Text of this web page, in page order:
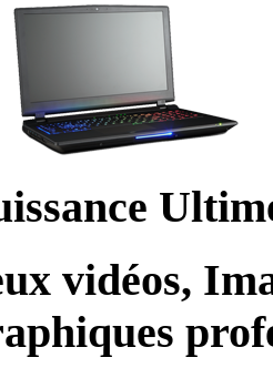
vidéos,